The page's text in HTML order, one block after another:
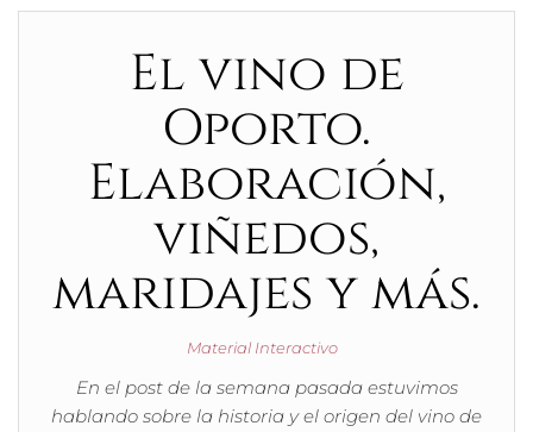
El vino de
Oporto.
Elaboración,
viñedos,
maridajes y más.
Material Interactivo
En el post de la semana pasada estuvimos
hablando sobre la historia y el origen del vino de